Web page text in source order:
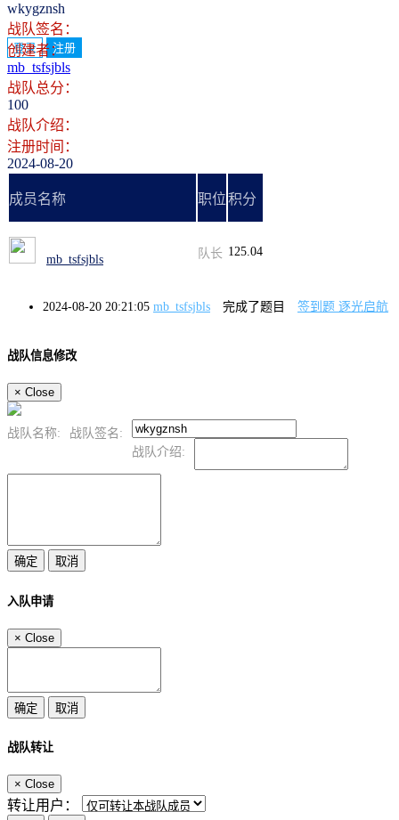
登录 注册
wkygznsh
战队签名：
创建者：
mb_tsfsjbls
战队总分：
100
战队介绍：
注册时间：
2024-08-20
成员名称 职位积分
mb_tsfsjbls 队长 125.04
2024-08-20 20:21:05 mb_tsfsjbls 完成了题目 签到题 逐光启航
战队信息修改
× Close
战队名称:
战队签名:
战队介绍:
入队申请
× Close
战队转让
× Close
转让用户：